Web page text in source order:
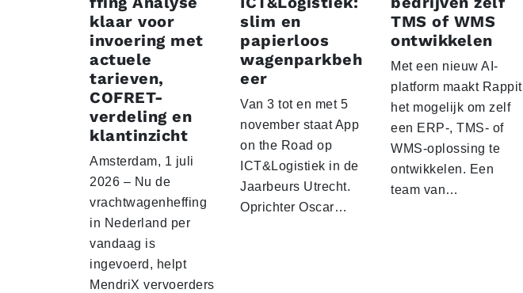
klaar voor
invoering met
actuele
tarieven,
COFRET-
verdeling en
klantinzicht
Amsterdam, 1 juli
2026 – Nu de
vrachtwagenheffing
in Nederland per
vandaag is
ingevoerd, helpt
MendriX vervoerders
slim en
papierloos
wagenparkbeh
eer
Van 3 tot en met 5
november staat App
on the Road op
ICT&Logistiek in de
Jaarbeurs Utrecht.
Oprichter Oscar…
TMS of WMS
ontwikkelen
Met een nieuw AI-
platform maakt Rappit
het mogelijk om zelf
een ERP-, TMS- of
WMS-oplossing te
ontwikkelen. Een
team van…